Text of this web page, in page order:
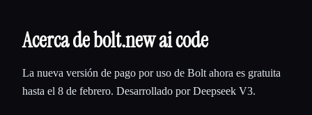
Acerca de bolt.new ai code
La nueva versión de pago por uso de Bolt ahora es gratuita
hasta el 8 de febrero. Desarrollado por Deepseek V3.